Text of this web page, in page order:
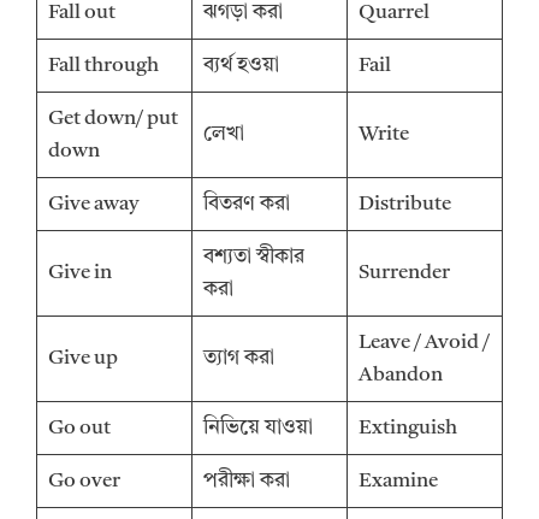
Fall out ঝগড়া করা Quarrel
Fall through ব্যর্থ হওয়া Fail
Get down/ put
down
লেখা Write
Give away বিতরণ করা Distribute
Give in
বশ্যতা স্বীকার
করা
Surrender
Give up ত্যাগ করা
Leave / Avoid /
Abandon
Go out নিভিয়ে যাওয়া Extinguish
Go over পরীক্ষা করা Examine